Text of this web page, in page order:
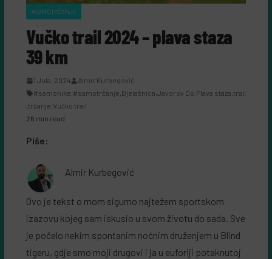
#SAMOTRČANJE
Vučko trail 2024 – plava staza
39 km
1 Jula, 2024
Almir Kurbegović
#samohike,#samotrčanje,Bjelašnica,Javorov Do,Plava staza,trail
,trčanje,Vučko trail
26 min read
Piše:
Almir Kurbegović
Ovo je tekst o mom sigurno najtežem sportskom
izazovu kojeg sam iskusio u svom životu do sada. Sve
je počelo nekim spontanim noćnim druženjem u Blind
tigeru, gdje smo moji drugovi i ja u euforiji potaknutoj